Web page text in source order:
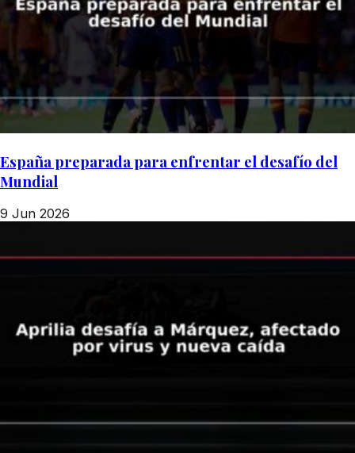
España preparada para enfrentar el desafío del
Mundial
9 Jun 2026